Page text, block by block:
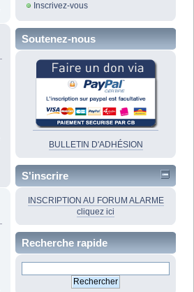
Inscrivez-vous
Soutenez-nous
BULLETIN D'ADHÉSION
S'inscrire
INSCRIPTION AU FORUM ALARME
cliquez ici
Recherche rapide